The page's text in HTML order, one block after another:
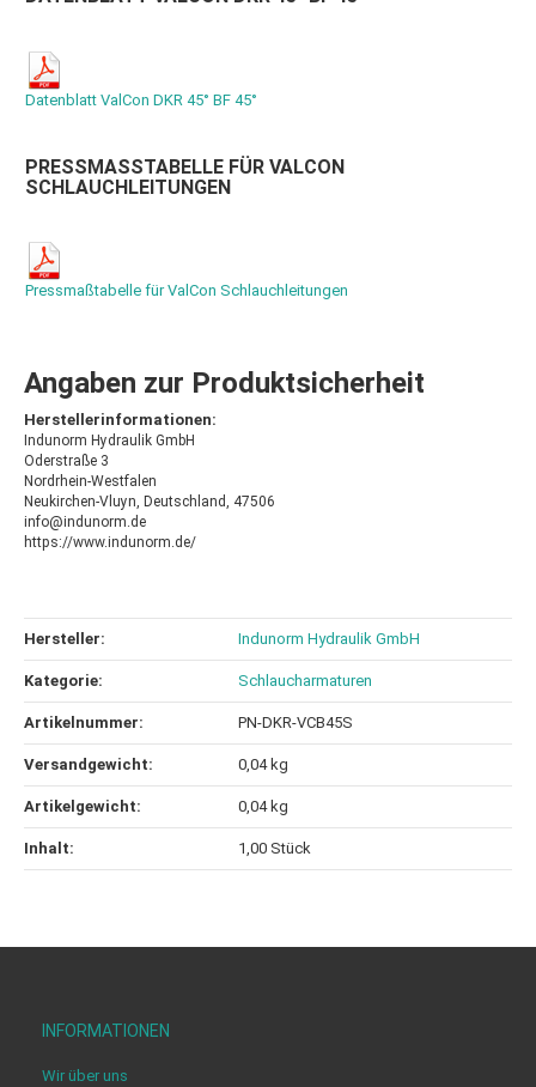
Datenblatt ValCon DKR 45° BF 45°
PRESSMASSTABELLE FÜR VALCON S
CHLAUCHLEITUNGEN
Pressmaßtabelle für ValCon Schlauchleitungen
Angaben zur Produktsicherheit
Herstellerinformationen:
Indunorm Hydraulik GmbH
Oderstraße 3
Nordrhein-Westfalen
Neukirchen-Vluyn, Deutschland, 47506
info@indunorm.de
https://www.indunorm.de/
Hersteller: Indunorm Hydraulik GmbH
Kategorie: Schlaucharmaturen
Artikelnummer: PN-DKR-VCB45S
Versandgewicht‍: 0,04 kg
Artikelgewicht‍: 0,04 kg
Inhalt‍: 1,00 Stück
INFORMATIONEN
Wir über uns